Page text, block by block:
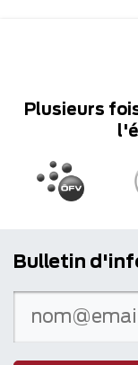
Plusieurs
Bulletin